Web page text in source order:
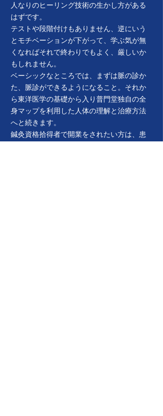
人なりのヒーリング技術の生かし方がある
はずです。
​テストや段階付けもありません、逆にいう
とモチベーションが下がって、学ぶ気が無
くなればそれで終わりでもよく、厳しいか
もしれません。
ベーシックなところでは、まずは脈の診か
た、脈診ができるようになること。それか
ら東洋医学の基礎から入り普門堂独自の全
身マップを利用した人体の理解と治療方法
へと続きます。
​鍼灸資格拾得者で開業をされたい方は、患